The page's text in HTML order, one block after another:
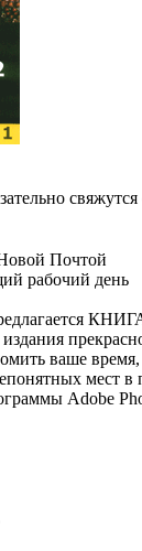
свяжутся
Почтой
рабочий день
ваше
мест в
Adobe